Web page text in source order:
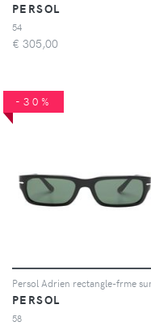
PERSOL
54
€ 305,00
-30%
PERSOL
58